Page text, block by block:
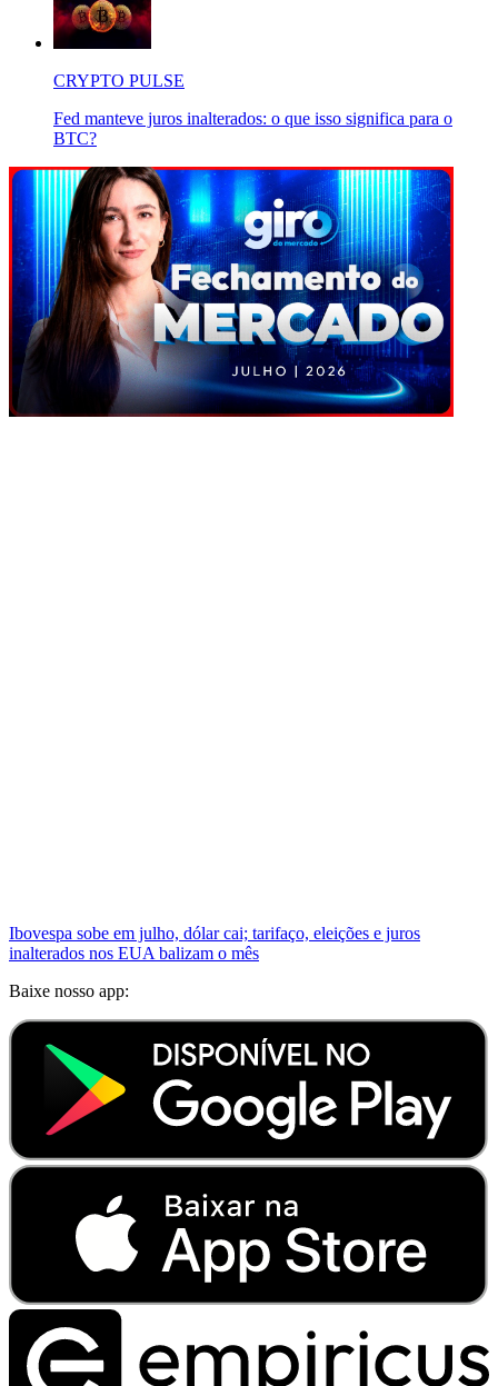
CRYPTO PULSE
Fed manteve juros inalterados: o que isso significa para o
BTC?
Ibovespa sobe em julho, dólar cai; tarifaço, eleições e juros
inalterados nos EUA balizam o mês
Baixe nosso app: